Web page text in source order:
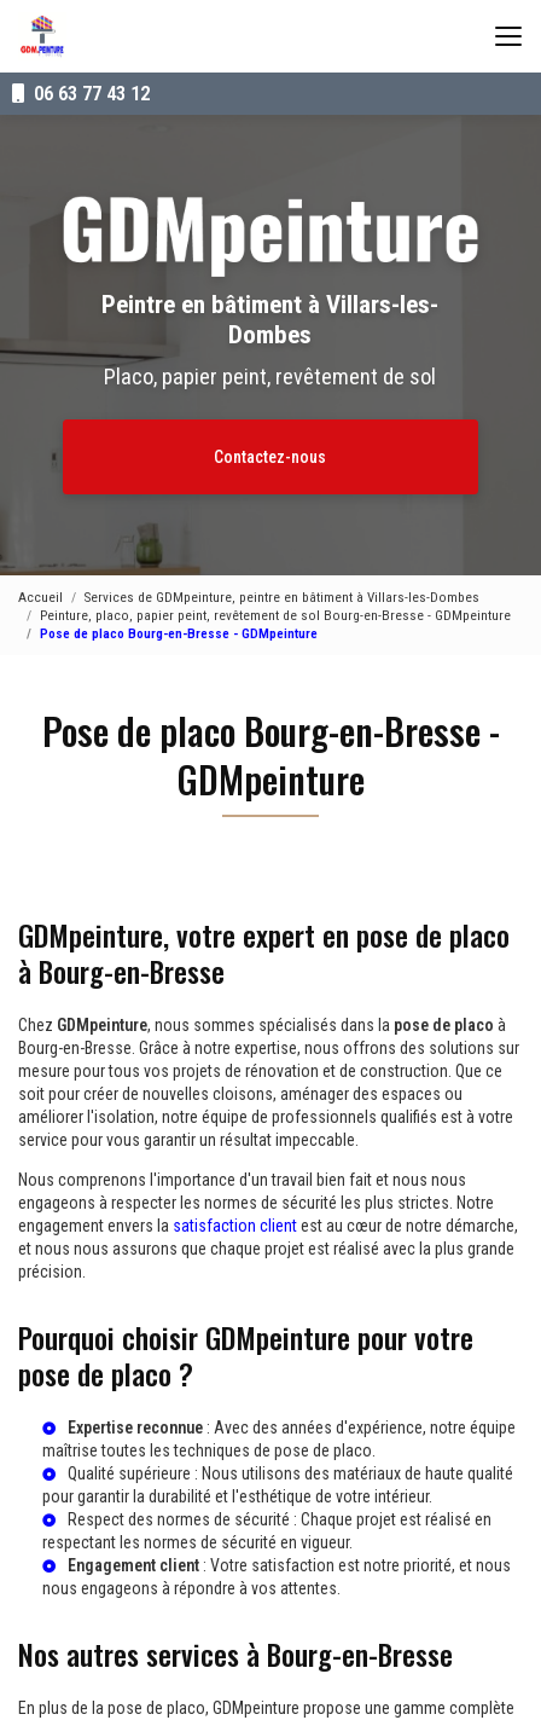
contenu
principal
06 63 77 43 12
Peintre en bâtiment à Villars-les-
Dombes
Placo, papier peint, revêtement de sol
Contactez-nous
Accueil
Services de GDMpeinture, peintre en bâtiment à Villars-les-Dombes
Peinture, placo, papier peint, revêtement de sol Bourg-en-Bresse - GDMpeinture
Pose de placo Bourg-en-Bresse - GDMpeinture
Pose de placo Bourg-en-Bresse -
GDMpeinture
GDMpeinture, votre expert en pose de placo
à Bourg-en-Bresse
Chez GDMpeinture, nous sommes spécialisés dans la pose de placo à
Bourg-en-Bresse. Grâce à notre expertise, nous offrons des solutions sur
mesure pour tous vos projets de rénovation et de construction. Que ce
soit pour créer de nouvelles cloisons, aménager des espaces ou
améliorer l'isolation, notre équipe de professionnels qualifiés est à votre
service pour vous garantir un résultat impeccable.
Nous comprenons l'importance d'un travail bien fait et nous nous
engageons à respecter les normes de sécurité les plus strictes. Notre
engagement envers la satisfaction clientest au cœur de notre démarche,
et nous nous assurons que chaque projet est réalisé avec la plus grande
précision.
Pourquoi choisir GDMpeinture pour votre
pose de placo ?
Expertise reconnue : Avec des années d'expérience, notre équipe
maîtrise toutes les techniques de pose de placo.
Qualité supérieure : Nous utilisons des matériaux de haute qualité
pour garantir la durabilité et l'esthétique de votre intérieur.
Respect des normes de sécurité : Chaque projet est réalisé en
respectant les normes de sécurité en vigueur.
Engagement client : Votre satisfaction est notre priorité, et nous
nous engageons à répondre à vos attentes.
Nos autres services à Bourg-en-Bresse
En plus de la pose de placo, GDMpeinture propose une gamme complète